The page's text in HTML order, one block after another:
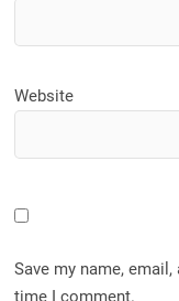
Website
Save my name,
time I comment.